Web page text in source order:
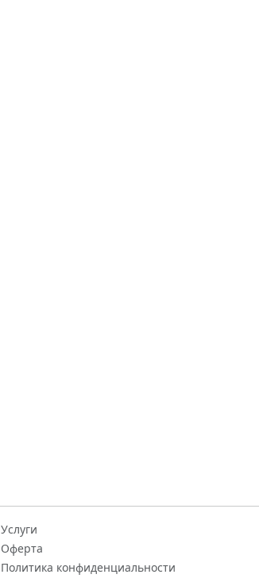
Услуги
Оферта
Политика конфиденциальности